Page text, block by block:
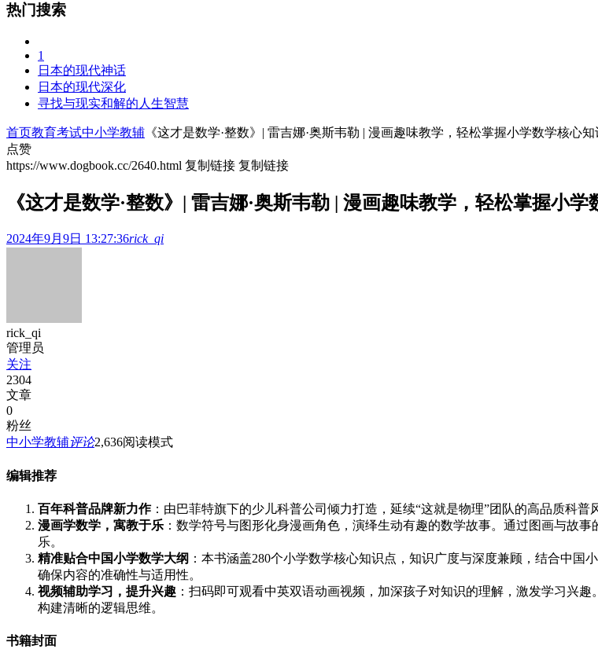
热门搜索
1
日本的现代神话
日本的现代深化
寻找与现实和解的人生智慧
首页教育考试中小学教辅 《这才是数学·整数》| 雷吉娜·奥斯韦勒 | 漫画趣味教学，轻松掌握小学数学核心知
点赞
https://www.dogbook.cc/2640.html 复制链接 复制链接
《这才是数学·整数》| 雷吉娜·奥斯韦勒 | 漫画趣味教学，轻松掌握小
2024年9月9日 13:27:36rick_qi
rick_qi
管理员
关注
2304
文章
0
粉丝
中小学教辅评论2,636阅读模式
编辑推荐
百年科普品牌新力作：由巴菲特旗下的少儿科普公司倾力打造，延续“这就是物理”团队的高品质科
漫画学数学，寓教于乐 ：数学符号与图形化身漫画角色，演绎生动有趣的数学故事。通过图画与故
乐。
精准贴合中国小学数学大纲 ：本书涵盖280个小学数学核心知识点，知识广度与深度兼顾，结合中
确保内容的准确性与适用性。
视频辅助学习，提升兴趣 ：扫码即可观看中英双语动画视频，加深孩子对知识的理解，激发学习兴
构建清晰的逻辑思维。
书籍封面